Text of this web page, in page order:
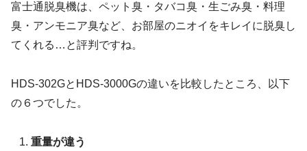
富士通脱臭機は、ペット臭・タバコ臭・生ごみ臭・料理
臭・アンモニア臭など、お部屋のニオイをキレイに脱臭し
てくれる…と評判ですね。
HDS-302GとHDS-3000Gの違いを比較したところ、以下
の６つでした。
重量が違う